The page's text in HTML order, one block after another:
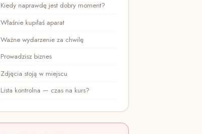
Kiedy naprawdę jest dobry moment?
Właśnie kupiłaś aparat
Ważne wydarzenie za chwilę
Prowadzisz biznes
Zdjęcia stoją w miejscu
Lista kontrolna — czas na kurs?